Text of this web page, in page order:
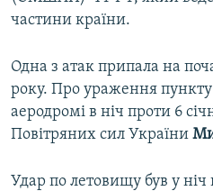
частини країни.
Одна з атак припала на
року. Про ураження
аеродромі в ніч проти 6
Повітряних сил України
Удар по летовищу був у ніч